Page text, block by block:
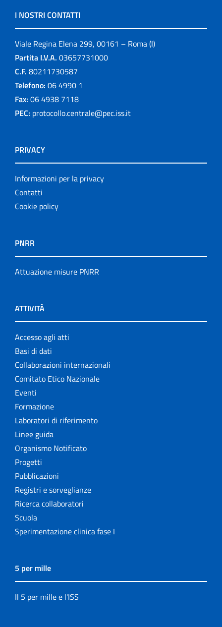
I NOSTRI CONTATTI
Viale Regina Elena 299, 00161 – Roma (I)
Partita I.V.A. 03657731000
C.F. 80211730587
Telefono: 06 4990 1
Fax: 06 4938 7118
PEC: protocollo.centrale@pec.iss.it
PRIVACY
Informazioni per la privacy
Contatti
Cookie policy
PNRR
Attuazione misure PNRR
ATTIVITÀ
Accesso agli atti
Basi di dati
Collaborazioni internazionali
Comitato Etico Nazionale
Eventi
Formazione
Laboratori di riferimento
Linee guida
Organismo Notificato
Progetti
Pubblicazioni
Registri e sorveglianze
Ricerca collaboratori
Scuola
Sperimentazione clinica fase I
5 per mille
Il 5 per mille e l'ISS